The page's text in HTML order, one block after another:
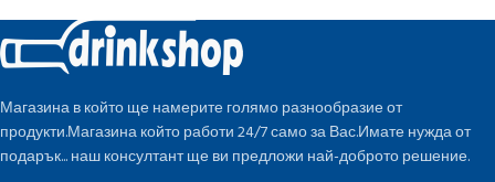
Магазина в който ще намерите голямо разнообразие от
продукти.Магазина който работи 24/7 само за Вас.Имате нужда от
подарък... наш консултант ще ви предложи най-доброто решение.